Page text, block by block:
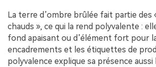
La terre d’ombre brûlée fait partie des
chauds », ce qui la rend polyvalente :
fond apaisant ou d’élément fort pour
encadrements et les étiquettes de
polyvalence explique sa présence aussi